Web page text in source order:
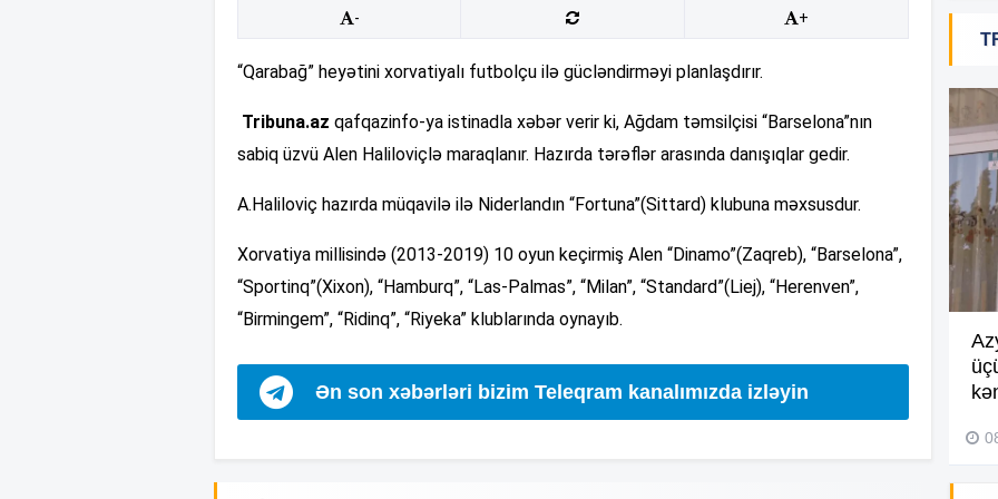
- +
“Qarabağ” heyətini xorvatiyalı futbolçu ilə gücləndirməyi planlaşdırır.
Tribuna.az qafqazinfo-ya istinadla xəbər verir ki, Ağdam təmsilçisi “Barselona”nın
sabiq üzvü Alen Haliloviçlə maraqlanır. Hazırda tərəflər arasında danışıqlar gedir.
A.Haliloviç hazırda müqavilə ilə Niderlandın “Fortuna”(Sittard) klubuna məxsusdur.
Xorvatiya millisində (2013-2019) 10 oyun keçirmiş Alen “Dinamo”(Zaqreb), “Barselona”,
“Sportinq”(Xixon), “Hamburq”, “Las-Palmas”, “Milan”, “Standard”(Liej), “Herenven”,
“Birmingem”, “Ridinq”, “Riyeka” klublarında oynayıb.
Ən son xəbərləri bizim Teleqram kanalımızda izləyin
acınacaqlı durumda –VİDEO